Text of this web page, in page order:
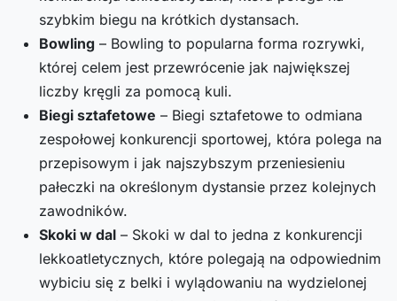
szybkim biegu na krótkich dystansach.
Bowling – Bowling to popularna forma rozrywki,
której celem jest przewrócenie jak największej
liczby kręgli za pomocą kuli.
Biegi sztafetowe – Biegi sztafetowe to odmiana
zespołowej konkurencji sportowej, która polega na
przepisowym i jak najszybszym przeniesieniu
pałeczki na określonym dystansie przez kolejnych
zawodników.
Skoki w dal – Skoki w dal to jedna z konkurencji
lekkoatletycznych, które polegają na odpowiednim
wybiciu się z belki i wylądowaniu na wydzielonej